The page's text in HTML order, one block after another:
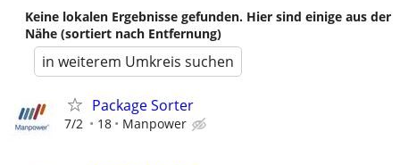
Keine lokalen Ergebnisse gefunden. Hier sind einige aus der
Nähe (sortiert nach Entfernung)
in weiterem Umkreis suchen
Package Sorter
7/2 18 Manpower